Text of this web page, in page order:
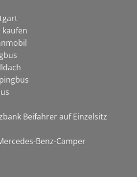
Beifahrer auf Einzelsitz
Benz-Camper